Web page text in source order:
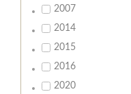
2007
2014
2015
2016
2020